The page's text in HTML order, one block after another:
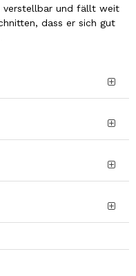
verstellbar und fällt weit
dass er sich gut